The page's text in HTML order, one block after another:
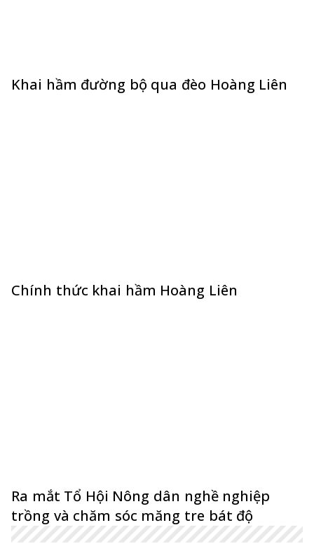
Khai hầm đường bộ qua đèo Hoàng Liên
Chính thức khai hầm Hoàng Liên
Ra mắt Tổ Hội Nông dân nghề nghiệp
trồng và chăm sóc măng tre bát độ